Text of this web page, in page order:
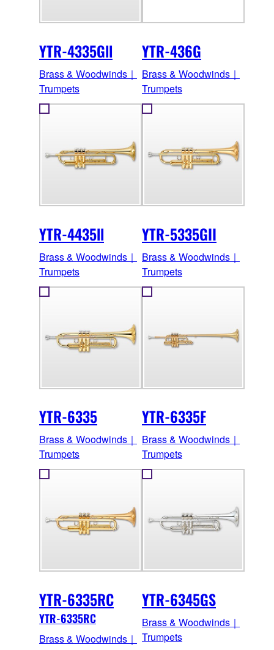
YTR-4335Gll
Brass & Woodwinds｜
Trumpets
YTR-436G
Brass & Woodwinds｜
Trumpets
YTR-4435ll
Brass & Woodwinds｜
Trumpets
YTR-5335GII
Brass & Woodwinds｜
Trumpets
YTR-6335
Brass & Woodwinds｜
Trumpets
YTR-6335F
Brass & Woodwinds｜
Trumpets
YTR-6335RC
YTR-6335RC
Brass & Woodwinds｜
YTR-6345GS
Brass & Woodwinds｜
Trumpets